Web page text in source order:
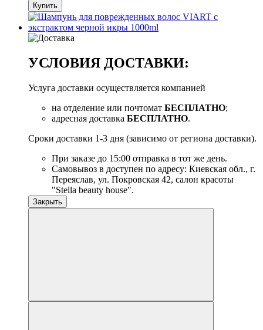
Купить
УСЛОВИЯ ДОСТАВКИ:
Услуга доставки осуществляется компанией
на отделение или почтомат БЕСПЛАТНО;
адресная доставка БЕСПЛАТНО.
Сроки доставки 1-3 дня (зависимо от региона доставки).
При заказе до 15:00 отправка в тот же день.
Самовывоз в доступен по адресу: Киевская обл., г.
Переяслав, ул. Покровская 42, салон красоты
"Stella beauty house".
Закрыть